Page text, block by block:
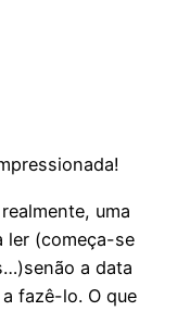
uma
ler (começa-se
a data
fazê-lo. O que